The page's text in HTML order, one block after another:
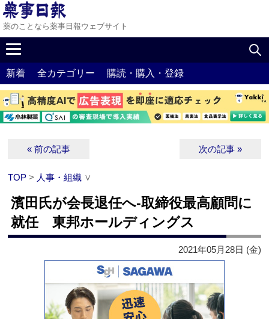
薬のことなら薬事日報ウェブサイト
新着 全カテゴリー 購読・購入・登録
« 前の記事 次の記事 »
TOP > 人事・組織 ∨
濱田氏が会長退任へ‐取締役最高顧問に
就任 東邦ホールディングス
2021年05月28日 (金)